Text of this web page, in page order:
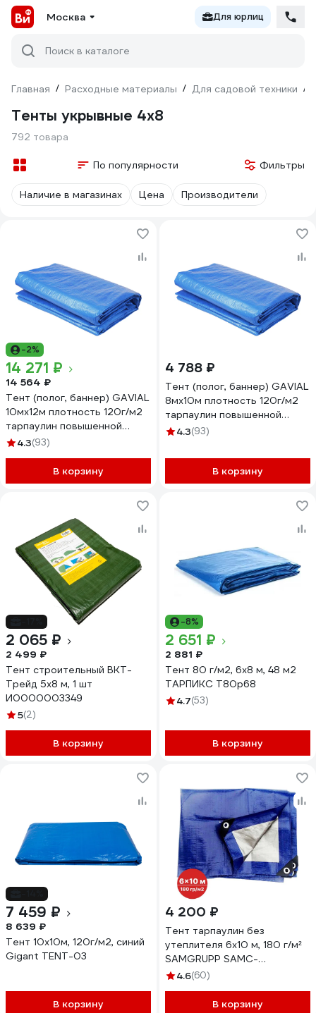
Москва Для юрлиц
Поиск в каталоге
Главная / Расходные материалы / Для садовой техники /
Тенты укрывные 4х8
792 товара
По популярности Фильтры
Наличие в магазинах Цена Производители
-2%
14 271 ₽
14 564 ₽
Тент (полог, баннер) GAVIAL
10мх12м плотность 120г/м2
тарпаулин повышенной
плотности (строительный
УФ-стабилизация, синий.
1935
4.3(93)
В корзину
4 788 ₽
Тент (полог, баннер) GAVIAL
8мх10м плотность 120г/м2
тарпаулин повышенной
плотности
хозяйственный), УФ-
стабилизация, синий. 2482
4.3(93)
В корзину
2 065 ₽
2 499 ₽
Тент строительный ВКТ-
Трейд 5x8 м, 1 шт
И0000003349
5(2)
В корзину
-8%
2 651 ₽
2 881 ₽
Тент 80 г/м2, 6x8 м, 48 м2
ТАРПИКС Т80р68
4.7(53)
В корзину
7 459 ₽
8 639 ₽
Тент 10х10м, 120г/м2, синий
Gigant TENT-03
В корзину
4 200 ₽
Тент тарпаулин без
утеплителя 6x10 м, 180 г/м²
SAMGRUPP SAMC-
079018061Т
4.6(60)
В корзину